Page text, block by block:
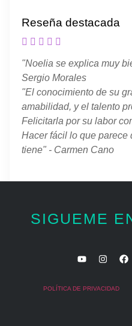
Reseña destacada
"Noelia se explica muy
Sergio Morales
"El conocimiento de su
amabilidad, y el talento
Felicitarla por su labor
Hacer fácil lo que parece
tiene" - Carmen Cano
SIGUEME
POLÍTICA DE PRIVACIDAD